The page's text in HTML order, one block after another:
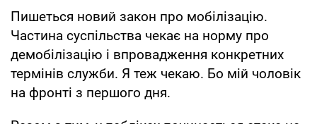
Пишеться новий закон про мобілізацію.
Частина суспільства чекає на норму про
демобілізацію і впровадження конкретних
термінів служби. Я теж чекаю. Бо мій чоловік
на фронті з першого дня.